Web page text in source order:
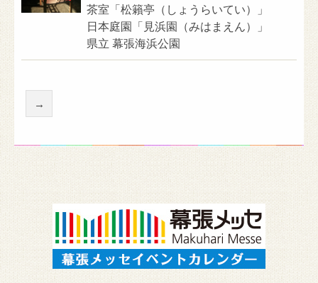
茶室「松籟亭（しょうらいてい）」
日本庭園「見浜園（みはまえん）」
県立 幕張海浜公園
→